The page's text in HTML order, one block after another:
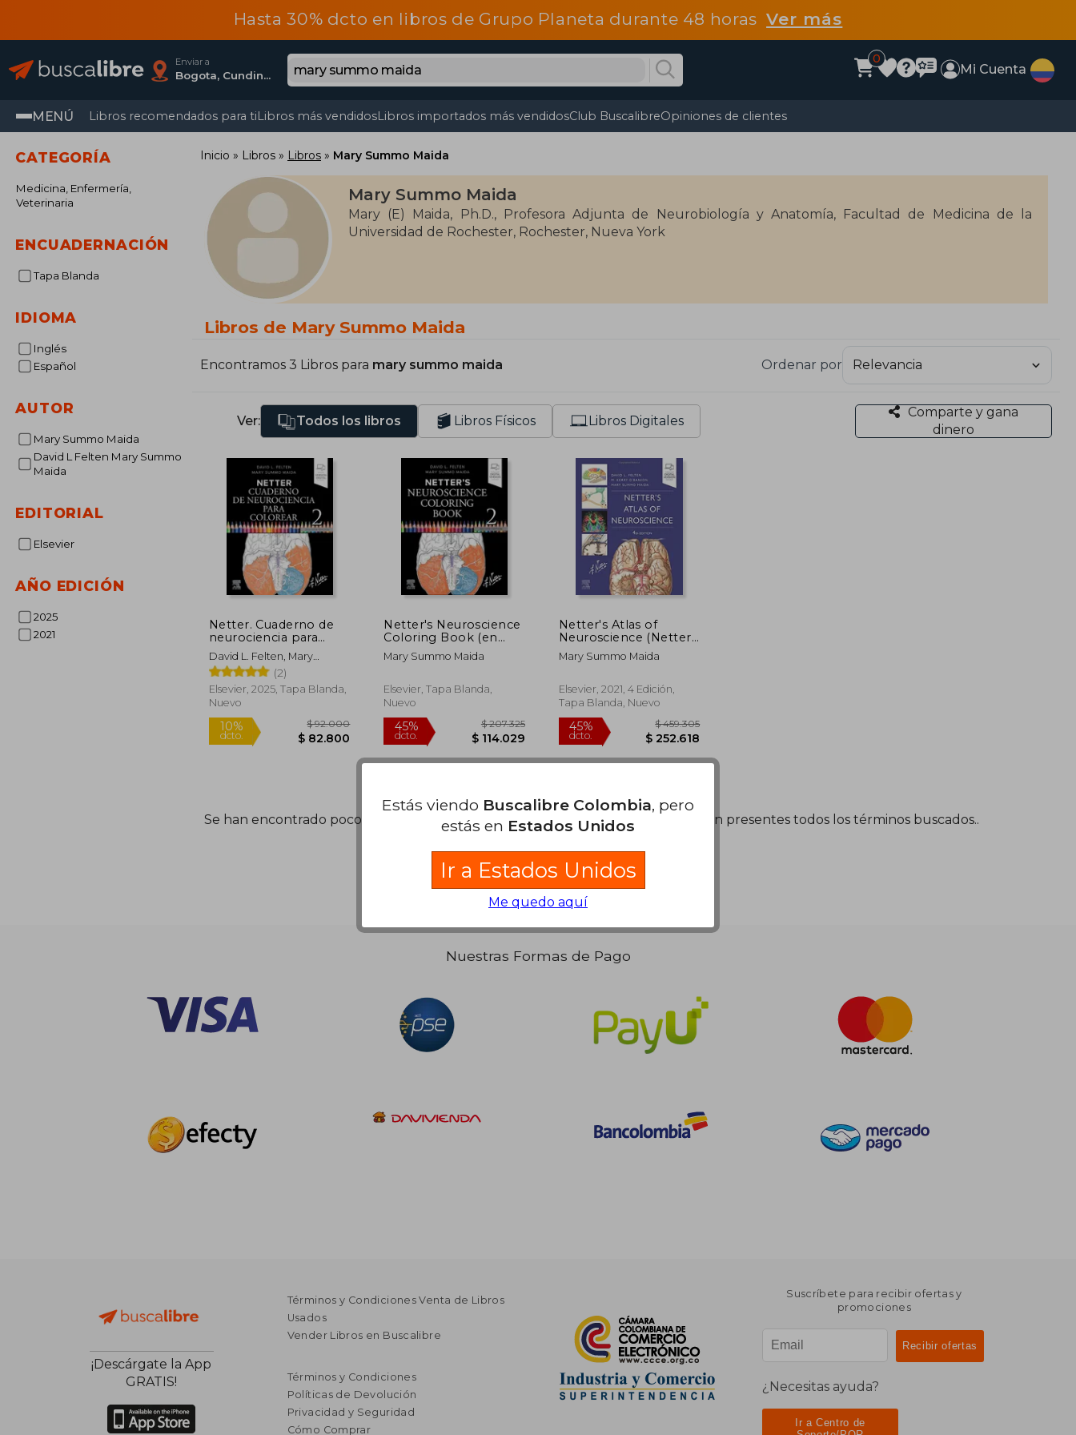
Hasta 30% dcto en libros de Grupo Planeta durante 48 horasVer más
Enviar a
Bogota, Cundinamarca
0
Mi Cuenta
MENÚ Libros recomendados para tiLibros más vendidosLibros importados más vendidosClub BuscalibreOpiniones de clientes
CATEGORÍA
Medicina, Enfermería,
Veterinaria
ENCUADERNACIÓN
Tapa Blanda
IDIOMA
Inglés
Español
AUTOR
Mary Summo Maida
David L Felten Mary Summo
Maida
EDITORIAL
Elsevier
AÑO EDICIÓN
2025
2021
Inicio Libros Libros Mary Summo Maida
Mary Summo Maida
Mary (E) Maida, Ph.D., Profesora Adjunta de Neurobiología y Anatomía, Facultad de Medicina de la
Universidad de Rochester, Rochester, Nueva York
Libros de Mary Summo Maida
Encontramos 3 Libros para mary summo maida Ordenar por
Ver: Todos los libros Libros Físicos Libros Digitales
Comparte y gana
dinero
Netter. Cuaderno de
neurociencia para
colorear (2da ed)
David L. Felten, Mary
Summo Maida
(2)
Elsevier, 2025, Tapa Blanda,
Nuevo
dcto.
$ 92.000
$ 82.800
Netter's Neuroscience
Coloring Book (en
Inglés)
Mary Summo Maida
Elsevier, Tapa Blanda,
Nuevo
45% $ 207.325
$ 114.029
Netter's Atlas of
Neuroscience (Netter
Basic Science) (en
Inglés)
Mary Summo Maida
Elsevier, 2021, 4 Edición,
Tapa Blanda, Nuevo
45%
dcto. $ 252.618
Se han encontrado pocos libros. Puedes Repetir la Búsqueda sin exigir que estén presentes todos los términos buscados..
Nuestras Formas de Pago
¡Descárgate la App
GRATIS!
Términos y Condiciones Venta de Libros
Usados
Vender Libros en Buscalibre
Términos y Condiciones
Políticas de Devolución
Privacidad y Seguridad
Cómo Comprar
Suscríbete para recibir ofertas y
promociones
¿Necesitas ayuda?
Ir a Centro de
Estás viendo Buscalibre Colombia, pero
estás en Estados Unidos
Ir a Estados Unidos
Me quedo aquí